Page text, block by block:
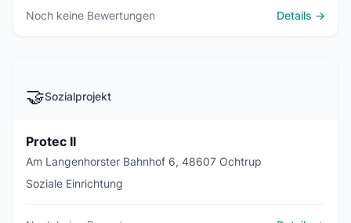
Noch keine Bewertungen Details →
🤝Sozialprojekt
Protec II
Am Langenhorster Bahnhof 6, 48607 Ochtrup
Soziale Einrichtung